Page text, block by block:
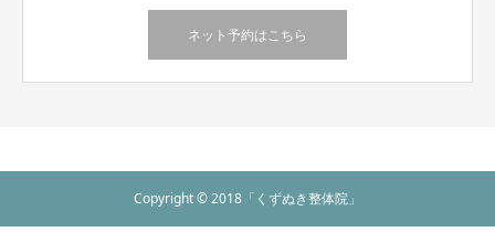
ネット予約はこちら
Copyright © 2018「くずぬき整体院」